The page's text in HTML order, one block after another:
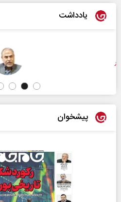
یادداشت
چرایی عقب‌نشینی
دکتر یدالله
پیشخوان